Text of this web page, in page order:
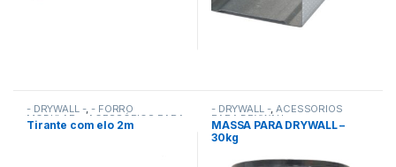
- DRYWALL -,- FORRO
MODULAR - ACESSÓRIOS PARA
DRYWALL,ACESSÓRIOS PARA
Tirante com elo 2m
- DRYWALL -,ACESSÓRIOS
PARA DRYWALL
MASSA PARA DRYWALL –
30kg